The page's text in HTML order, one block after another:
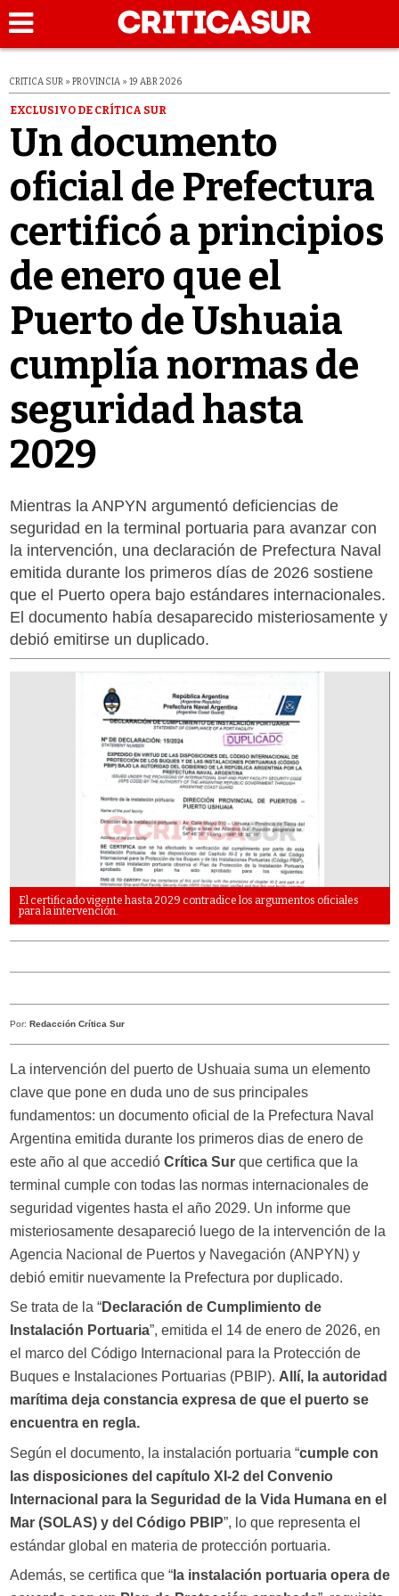
CRITICA SUR » PROVINCIA » 19 ABR 2026
EXCLUSIVO DE CRÍTICA SUR
Un documento
oficial de Prefectura
certificó a principios
de enero que el
Puerto de Ushuaia
cumplía normas de
seguridad hasta
2029
Mientras la ANPYN argumentó deficiencias de
seguridad en la terminal portuaria para avanzar con
la intervención, una declaración de Prefectura Naval
emitida durante los primeros días de 2026 sostiene
que el Puerto opera bajo estándares internacionales.
El documento había desaparecido misteriosamente y
debió emitirse un duplicado.
El certificado vigente hasta 2029 contradice los argumentos oficiales
para la intervención.
Por: Redacción Crítica Sur
La intervención del puerto de Ushuaia suma un elemento
clave que pone en duda uno de sus principales
fundamentos: un documento oficial de la Prefectura Naval
Argentina emitida durante los primeros dias de enero de
este año al que accedió Crítica Surque certifica que la
terminal cumple con todas las normas internacionales de
seguridad vigentes hasta el año 2029. Un informe que
misteriosamente desapareció luego de la intervención de la
Agencia Nacional de Puertos y Navegación (ANPYN) y
debió emitir nuevamente la Prefectura por duplicado.
Se trata de la “Declaración de Cumplimiento de
Instalación Portuaria”, emitida el 14 de enero de 2026, en
el marco del Código Internacional para la Protección de
Buques e Instalaciones Portuarias (PBIP). Allí, la autoridad
marítima deja constancia expresa de que el puerto se
encuentra en regla.
Según el documento, la instalación portuaria “cumple con
las disposiciones del capítulo XI-2 del Convenio
Internacional para la Seguridad de la Vida Humana en el
Mar (SOLAS) y del Código PBIP”, lo que representa el
estándar global en materia de protección portuaria.
Además, se certifica que “la instalación portuaria opera de